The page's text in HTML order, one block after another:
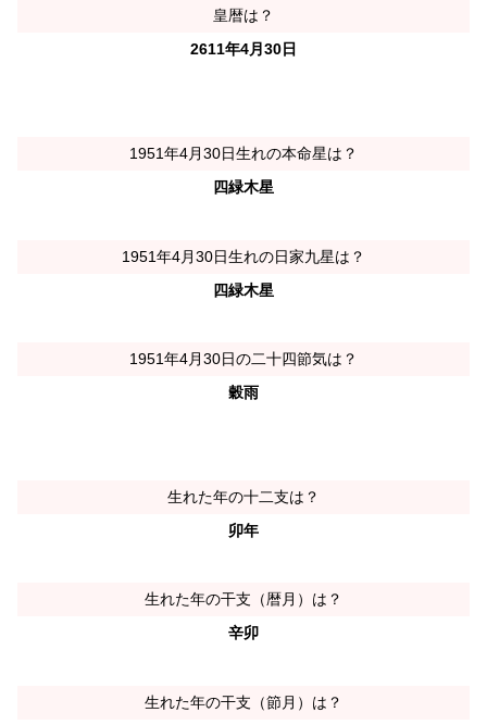
皇暦は？
2611年4月30日
1951年4月30日生れの本命星は？
四緑木星
1951年4月30日生れの日家九星は？
四緑木星
1951年4月30日の二十四節気は？
穀雨
生れた年の十二支は？
卯年
生れた年の干支（暦月）は？
辛卯
生れた年の干支（節月）は？